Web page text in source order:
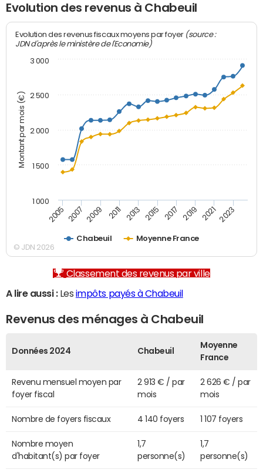
Evolution des revenus à Chabeuil
Montant par mois (€)
Evolution des revenus fiscaux moyens par foyer (source :
JDN d'après le ministère de l'Economie)
Chabeuil Moyenne France
2005 2007 2009 2011 2013 2015 2017 2019 2021 2023
1 000
1 500
2 000
2 500
3 000
© JDN 2026
Classement des revenus par ville
A lire aussi :Les impôts payés à Chabeuil
Revenus des ménages à Chabeuil
Données 2024 Chabeuil
Moyenne
France
Revenu mensuel moyen par
foyer fiscal
2 913 € / par
mois
2 626 € / par
mois
Nombre de foyers fiscaux 4 140 foyers 1 107 foyers
Nombre moyen
d'habitant(s) par foyer
1,7
personne(s)
1,7
personne(s)